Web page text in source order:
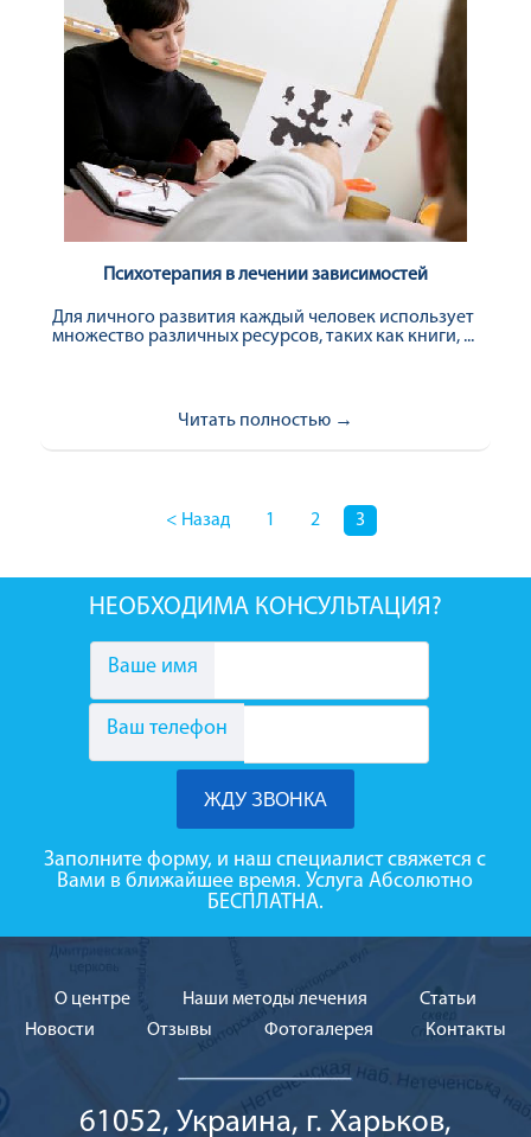
Психотерапия в лечении зависимостей
Для личного развития каждый человек использует
множество различных ресурсов, таких как книги, ...
Читать полностью →
< Назад 1 2 3
НЕОБХОДИМА КОНСУЛЬТАЦИЯ?
Ваше имя
Ваш телефон
Заполните форму, и наш специалист свяжется с
Вами в ближайшее время. Услуга Абсолютно
БЕСПЛАТНА.
О центре Наши методы лечения
Cтатьи
Новости
Отзывы Фотогалерея Контакты
61052, Украина, г. Харьков,